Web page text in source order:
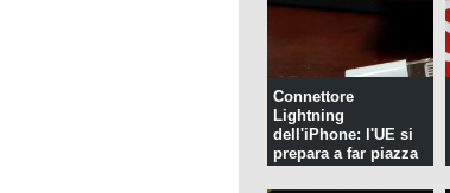
Connettore
Lightning
dell'iPhone: l'UE si
prepara a far piazza